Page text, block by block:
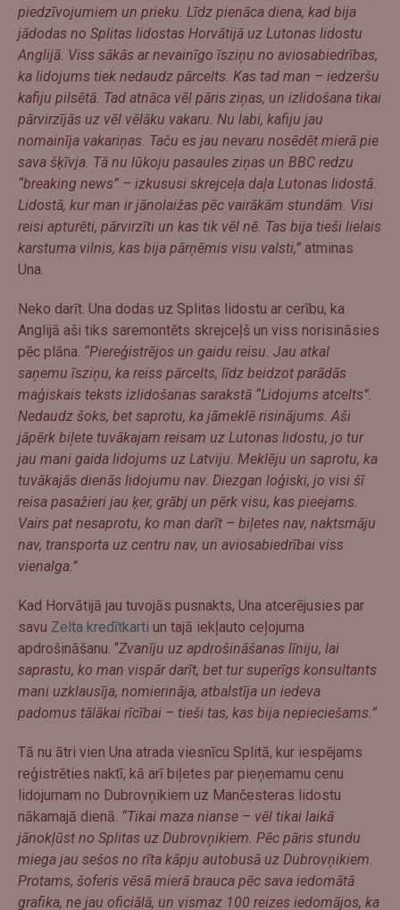
piedzīvojumiem un prieku. Līdz pienāca diena, kad bija
jādodas no Splitas lidostas Horvātijā uz Lutonas lidostu
Anglijā. Viss sākās ar nevainīgo īsziņu no aviosabiedrības,
ka lidojums tiek nedaudz pārcelts. Kas tad man – iedzeršu
kafiju pilsētā. Tad atnāca vēl pāris ziņas, un izlidošana tikai
pārvirzījās uz vēl vēlāku vakaru. Nu labi, kafiju jau
nomainīja vakariņas. Taču es jau nevaru nosēdēt mierā pie
sava šķīvja. Tā nu lūkoju pasaules ziņas un BBC redzu
“breaking news” – izkususi skrejceļa daļa Lutonas lidostā.
Lidostā, kur man ir jānolaižas pēc vairākām stundām. Visi
reisi apturēti, pārvirzīti un kas tik vēl nē. Tas bija tieši lielais
karstuma vilnis, kas bija pārņēmis visu valsti,” atminas
Una.
Neko darīt. Una dodas uz Splitas lidostu ar cerību, ka
Anglijā aši tiks saremontēts skrejceļš un viss norisināsies
pēc plāna. “Piereģistrējos un gaidu reisu. Jau atkal
saņemu īsziņu, ka reiss pārcelts, līdz beidzot parādās
maģiskais teksts izlidošanas sarakstā “Lidojums atcelts”.
Nedaudz šoks, bet saprotu, ka jāmeklē risinājums. Aši
jāpērk biļete tuvākajam reisam uz Lutonas lidostu, jo tur
jau mani gaida lidojums uz Latviju. Meklēju un saprotu, ka
tuvākajās dienās lidojumu nav. Diezgan loģiski, jo visi šī
reisa pasažieri jau ķer, grābj un pērk visu, kas pieejams.
Vairs pat nesaprotu, ko man darīt – biļetes nav, naktsmāju
nav, transporta uz centru nav, un aviosabiedrībai viss
vienalga.”
Kad Horvātijā jau tuvojās pusnakts, Una atcerējusies par
savu Zelta kredītkarti un tajā iekļauto ceļojuma
apdrošināšanu. “Zvanīju uz apdrošināšanas līniju, lai
saprastu, ko man vispār darīt, bet tur superīgs konsultants
mani uzklausīja, nomierināja, atbalstīja un iedeva
padomus tālākai rīcībai – tieši tas, kas bija nepieciešams.”
Tā nu ātri vien Una atrada viesnīcu Splitā, kur iespējams
reģistrēties naktī, kā arī biļetes par pieņemamu cenu
lidojumam no Dubrovņikiem uz Mančesteras lidostu
nākamajā dienā. “Tikai maza nianse – vēl tikai laikā
jānokļūst no Splitas uz Dubrovņikiem. Pēc pāris stundu
miega jau sešos no rīta kāpju autobusā uz Dubrovņikiem.
Protams, šoferis vēsā mierā brauca pēc sava iedomātā
grafika, ne jau oficiālā, un vismaz 100 reizes iedomājos, ka